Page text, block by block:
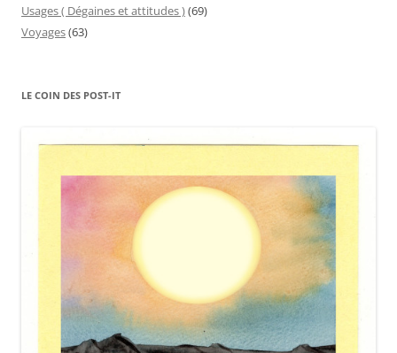
Usages ( Dégaines et attitudes )(69)
Voyages(63)
LE COIN DES POST-IT